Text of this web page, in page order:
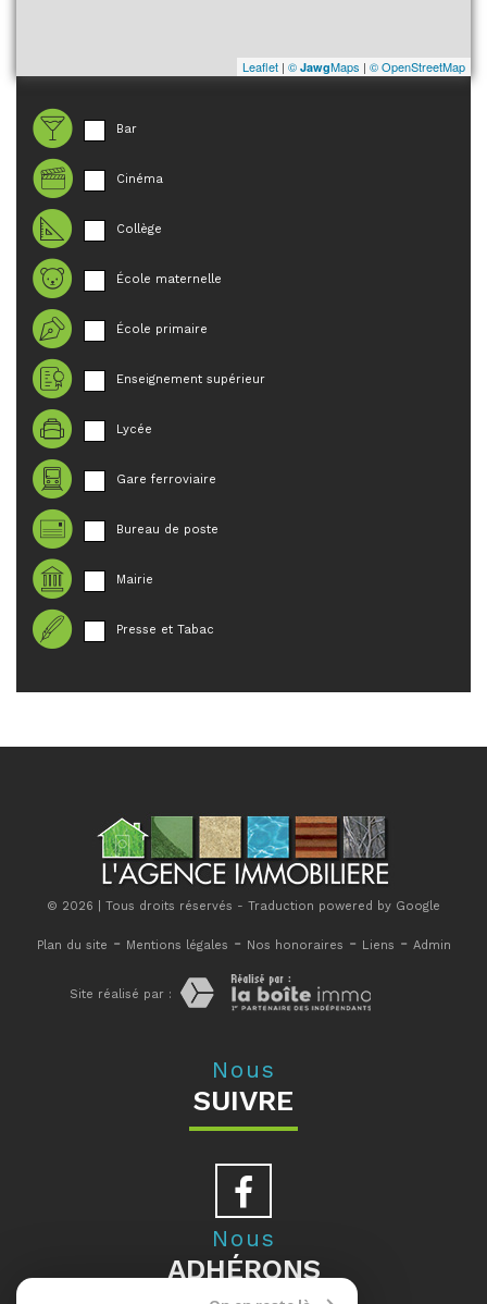
Leaflet | © JawgMaps | © OpenStreetMap
Bar
Cinéma
Collège
École maternelle
École primaire
Enseignement supérieur
Lycée
Gare ferroviaire
Bureau de poste
Mairie
Presse et Tabac
© 2026 | Tous droits réservés - Traduction powered by Google
Plan du site - Mentions légales - Nos honoraires - Liens - Admin
Site réalisé par :
Nous
SUIVRE
Nous
ADHÉRONS